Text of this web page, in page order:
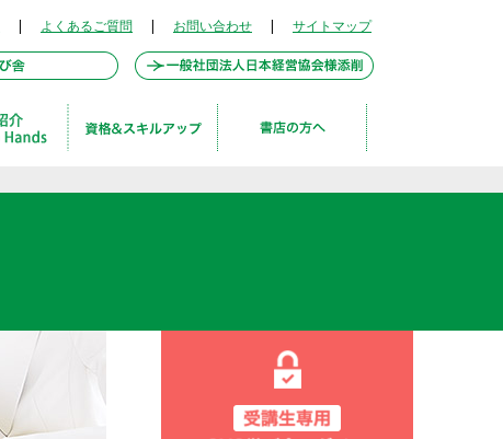
| よくあるご質問 | お問い合わせ | サイトマップ